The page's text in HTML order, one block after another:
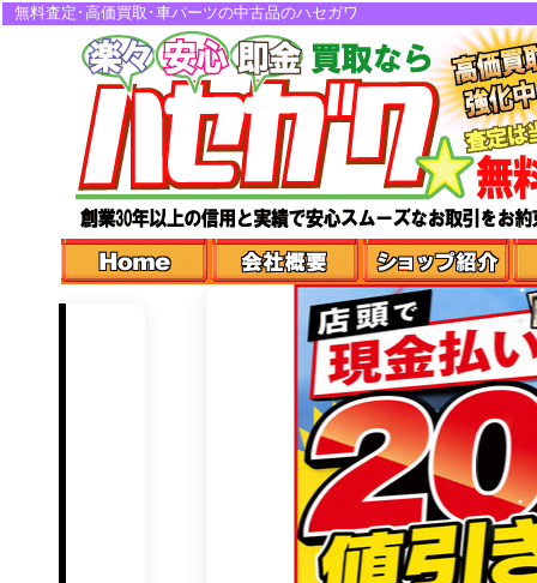
無料査定･高価買取･車パーツの中古品のハセガワ